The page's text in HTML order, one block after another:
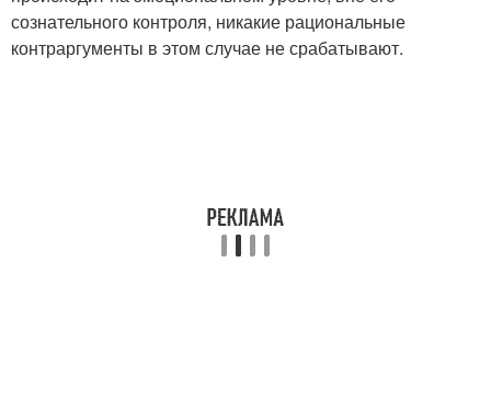
сознательного контроля, никакие рациональные
контраргументы в этом случае не срабатывают.